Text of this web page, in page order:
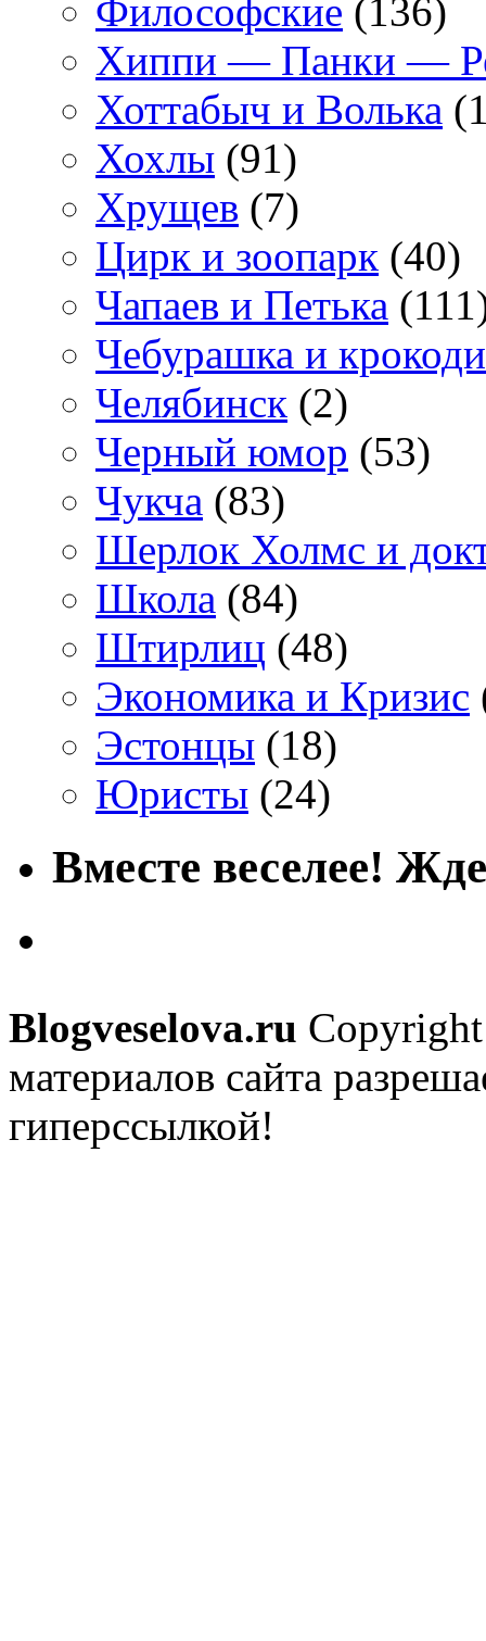
Философские (136)
Хиппи — Панки —
Хоттабыч и Волька
Хохлы (91)
Хрущев (7)
Цирк и зоопарк (40)
Чапаев и Петька
Чебурашка и
Челябинск (2)
Черный юмор (53)
Чукча (83)
Шерлок Холмс и
Школа (84)
Штирлиц (48)
Экономика и Кризис
Эстонцы (18)
Юристы (24)
Вместе веселее!
Blogveselova.ru
материалов сайта
гиперссылкой!